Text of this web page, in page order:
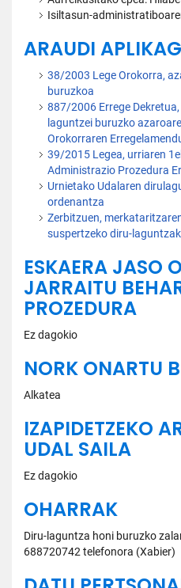
Isiltasun-
ARAUDI
38/2003 Lege Orokorra,
buruzkoa
887/2006 Errege
laguntzei buruzko
Orokorraren
39/2015 Legea, urriaren
Administrazio Prozedura
Urnietako Udalaren
ordenantza
Zerbitzuen,
suspertzeko diru-
ESKAERA JASO
JARRAITU
PROZEDURA
Ez dagokio
NORK ONARTU
Alkatea
IZAPIDETZEKO
UDAL SAILA
Ez dagokio
OHARRAK
Diru-laguntza honi buruzko
688720742 telefonora (Xabier)